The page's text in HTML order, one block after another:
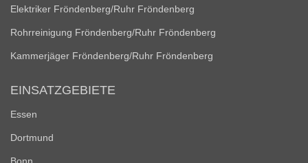
Elektriker Fröndenberg/Ruhr Fröndenberg
Rohrreinigung Fröndenberg/Ruhr Fröndenberg
Kammerjäger Fröndenberg/Ruhr Fröndenberg
EINSATZGEBIETE
Essen
Dortmund